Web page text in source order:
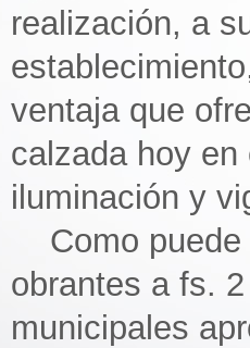
realización, a
ventaja que
calzada hoy
iluminación y
Como puede
obrantes a fs.
municipales